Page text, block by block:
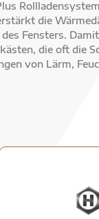
die
Fensters.
die oft die
von Lärm,